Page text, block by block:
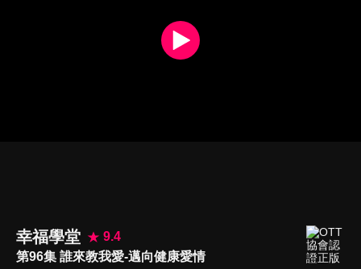
幸福學堂
9.4
第96集 誰來教我愛-邁向健康愛情